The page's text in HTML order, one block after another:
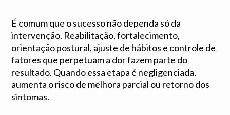
É comum que o sucesso não dependa só da
intervenção. Reabilitação, fortalecimento,
orientação postural, ajuste de hábitos e controle de
fatores que perpetuam a dor fazem parte do
resultado. Quando essa etapa é negligenciada,
aumenta o risco de melhora parcial ou retorno dos
sintomas.